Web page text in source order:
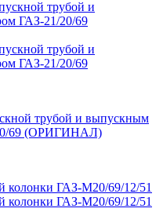
трубой и выпускным
69 (ОРИГИНАЛ)